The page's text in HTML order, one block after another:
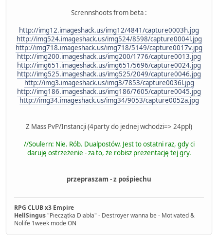
Scrennshoots from beta :
http://img12.imageshack.us/img12/4841/capture0003h.jpg
http://img524.imageshack.us/img524/8598/capture0004l.jpg
http://img718.imageshack.us/img718/5149/capture0017v.jpg
http://img200.imageshack.us/img200/1776/capture0013.jpg
http://img651.imageshack.us/img651/5696/capture0024.jpg
http://img525.imageshack.us/img525/2049/capture0046.jpg
http://img3.imageshack.us/img3/7853/capture0036l.jpg
http://img186.imageshack.us/img186/7605/capture0045.jpg
http://img34.imageshack.us/img34/9053/capture0052a.jpg
Z Mass PvP/Instancji (4party do jednej wchodzi=> 24ppl)
//Soulern: Nie. Rób. Dualpostów. Jest to ostatni raz, gdy ci
daruję ostrzeżenie - za to, że robisz prezentację tej gry.
przepraszam - z pośpiechu
RPG CLUB x3 Empire
HellSingus"Pieczątka Diabła" - Destroyer wanna be - Motivated &
Nolife 1week mode ON